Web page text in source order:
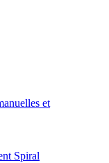
et
Spiral